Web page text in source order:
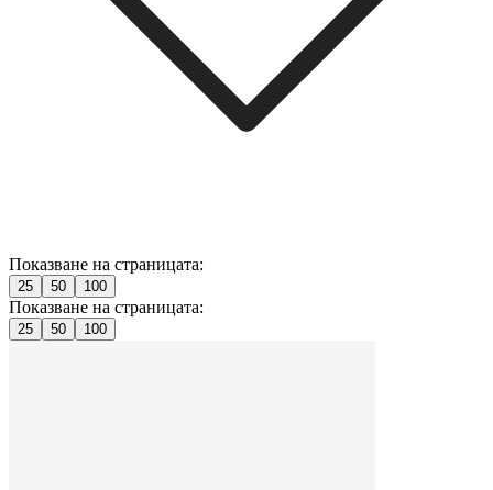
Показване на страницата:
25 50 100
Показване на страницата:
25 50 100